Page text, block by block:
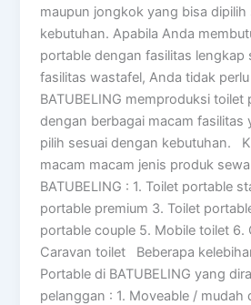
maupun jongkok yang bisa dipilih
kebutuhan. Apabila Anda
portable dengan fasilitas lengkap
fasilitas wastafel, Anda tidak
BATUBELING memproduksi toilet
dengan berbagai macam fasilitas
pilih sesuai dengan kebutuhan.
macam macam jenis produk
BATUBELING : 1. Toilet portable
portable premium 3. Toilet
portable couple 5. Mobile toilet 6.
Caravan toilet Beberapa
Portable di BATUBELING yang
pelanggan : 1. Moveable /